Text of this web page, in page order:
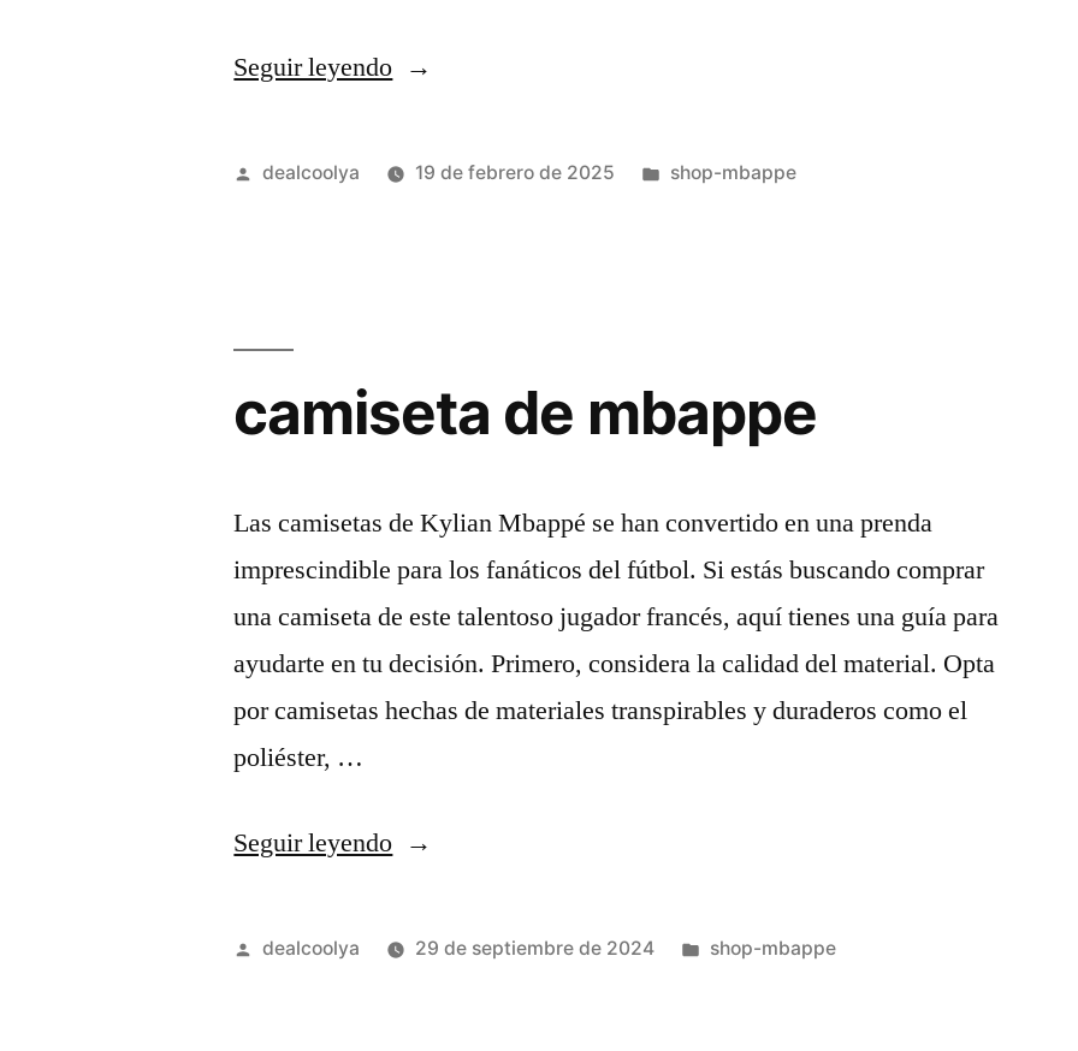
Seguir leyendo«camiseta
madrid
Publicado
dealcoolya 19 de febrero de 2025
Publicado
shop-mbappe
camiseta de mbappe
Las camisetas de Kylian Mbappé se han convertido en una prenda
imprescindible para los fanáticos del fútbol. Si estás buscando comprar
una camiseta de este talentoso jugador francés, aquí tienes una guía para
ayudarte en tu decisión. Primero, considera la calidad del material. Opta
por camisetas hechas de materiales transpirables y duraderos como el
poliéster, …
Seguir leyendo«camiseta
mbappe»
Publicado
dealcoolya 29 de septiembre de 2024
Publicado
shop-mbappe